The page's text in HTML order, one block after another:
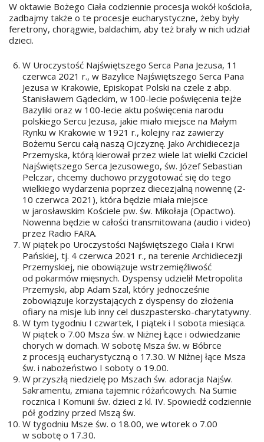
W oktawie Bożego Ciała codziennie procesja wokół kościoła,
zadbajmy także o te procesje eucharystyczne, żeby były
feretrony, chorągwie, baldachim, aby też brały w nich udział
dzieci.
W Uroczystość Najświętszego Serca Pana Jezusa, 11
czerwca 2021 r., w Bazylice Najświętszego Serca Pana
Jezusa w Krakowie, Episkopat Polski na czele z abp.
Stanisławem Gądeckim, w 100-lecie poświęcenia tejże
Bazyliki oraz w 100-lecie aktu poświęcenia narodu
polskiego Sercu Jezusa, jakie miało miejsce na Małym
Rynku w Krakowie w 1921 r., kolejny raz zawierzy
Bożemu Sercu całą naszą Ojczyznę. Jako Archidiecezja
Przemyska, którą kierował przez wiele lat wielki Czciciel
Najświętszego Serca Jezusowego, św. Józef Sebastian
Pelczar, chcemy duchowo przygotować się do tego
wielkiego wydarzenia poprzez diecezjalną nowennę (2-
10 czerwca 2021), która będzie miała miejsce
w jarosławskim Kościele pw. św. Mikołaja (Opactwo).
Nowenna będzie w całości transmitowana (audio i video)
przez Radio FARA.
W piątek po Uroczystości Najświętszego Ciała i Krwi
Pańskiej, tj. 4 czerwca 2021 r., na terenie Archidiecezji
Przemyskiej, nie obowiązuje wstrzemięźliwość
od pokarmów mięsnych. Dyspensy udzielił Metropolita
Przemyski, abp Adam Szal, który jednocześnie
zobowiązuje korzystających z dyspensy do złożenia
ofiary na misje lub inny cel duszpastersko-charytatywny.
W tym tygodniu I czwartek, I piątek i I sobota miesiąca.
W piątek o 7.00 Msza św. w Niżnej Łące i odwiedzanie
chorych w domach. W sobotę Msza św. w Bóbrce
z procesją eucharystyczną o 17.30. W Niżnej łące Msza
św. i nabożeństwo I soboty o 19.00.
W przyszłą niedzielę po Mszach św. adoracja Najśw.
Sakramentu, zmiana tajemnic różańcowych. Na Sumie
rocznica I Komunii św. dzieci z kl. IV. Spowiedź codziennie
pół godziny przed Mszą św.
W tygodniu Msze św. o 18.00, we wtorek o 7.00
w sobotę o 17.30.